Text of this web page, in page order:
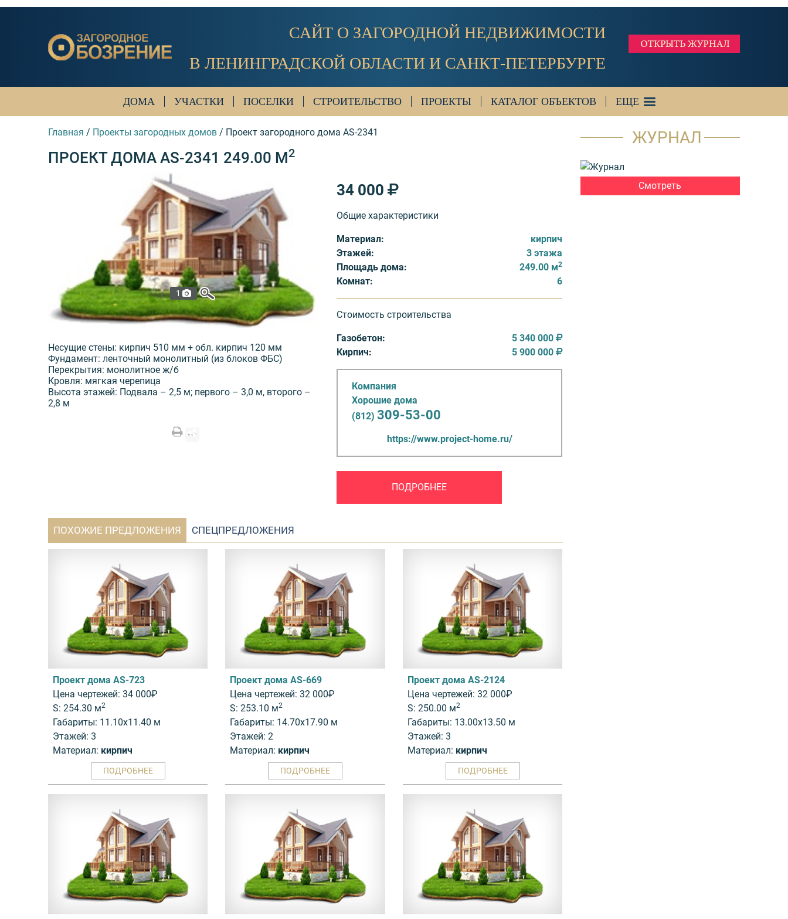
САЙТ О ЗАГОРОДНОЙ НЕДВИЖИМОСТИ
В ЛЕНИНГРАДСКОЙ ОБЛАСТИ И САНКТ-ПЕТЕРБУРГЕ
ДОМА УЧАСТКИ ПОСЕЛКИ СТРОИТЕЛЬСТВО ПРОЕКТЫ КАТАЛОГ ОБЪЕКТОВ ЕЩЕ
Главная / Проекты загородных домов / Проект загородного дома AS-2341
ПРОЕКТ ДОМА AS-2341 249.00 М2
1
Несущие стены: кирпич 510 мм + обл. кирпич 120 мм
Фундамент: ленточный монолитный (из блоков ФБС)
Перекрытия: монолитное ж/б
Кровля: мягкая черепица
Высота этажей: Подвала – 2,5 м; первого – 3,0 м, второго –
2,8 м
34 000
Общие характеристики
Материал:
кирпич
Этажей:
3 этажа
Площадь дома:
249.00 м2
Комнат: 6
Стоимость строительства
Газобетон:
5 340 000
Кирпич:
5 900 000
Компания
Хорошие дома
(812) 309-53-00
https://www.project-home.ru/
ПОДРОБНЕЕ
ПОХОЖИЕ ПРЕДЛОЖЕНИЯ СПЕЦПРЕДЛОЖЕНИЯ
Проект дома AS-723
Цена чертежей: 34 000₽
S: 254.30 м2
Габариты: 11.10x11.40 м
Этажей: 3
Материал: кирпич
ПОДРОБНЕЕ
Проект дома AS-669
Цена чертежей: 32 000₽
S: 253.10 м2
Габариты: 14.70x17.90 м
Этажей: 2
Материал: кирпич
ПОДРОБНЕЕ
Проект дома AS-2124
Цена чертежей: 32 000₽
S: 250.00 м2
Габариты: 13.00x13.50 м
Этажей: 3
Материал: кирпич
ПОДРОБНЕЕ
ЖУРНАЛ
Смотреть